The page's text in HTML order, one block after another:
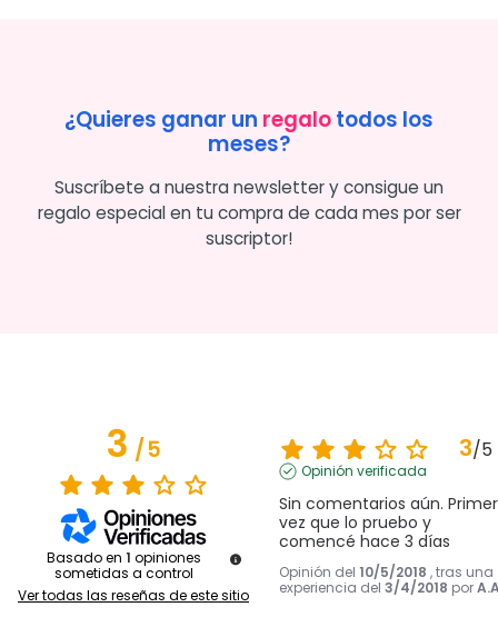
¿Quieres ganar un regalotodos los
meses?
Suscríbete a nuestra newsletter y consigue un
regalo especial en tu compra de cada mes por ser
suscriptor!
3/5
Basado en 1 opiniones
sometidas a control
Ver todas las reseñas de este sitio
3/5
Opinión verificada
Sin comentarios aún.
vez que lo pruebo y
comencé hace 3 días
Opinión del 10/5/2018 , tras una
experiencia del 3/4/2018 por